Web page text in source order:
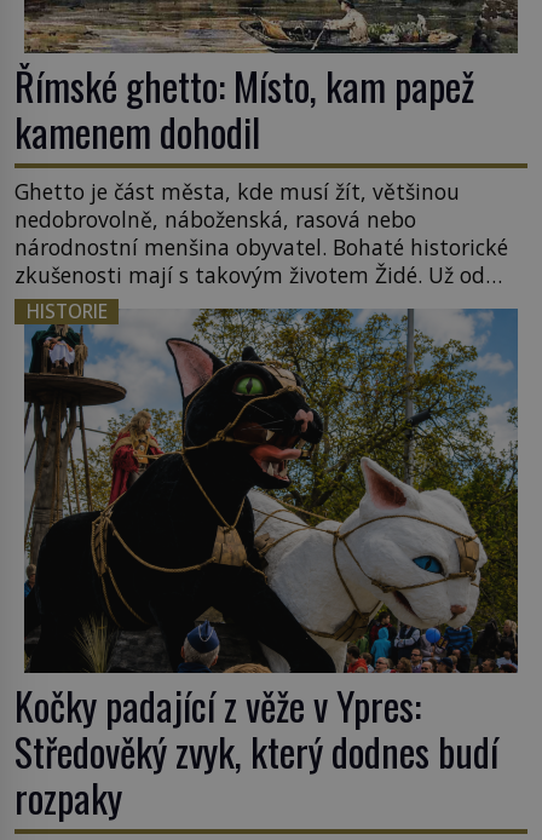
Římské ghetto: Místo, kam papež
kamenem dohodil
Ghetto je část města, kde musí žít, většinou
nedobrovolně, náboženská, rasová nebo
národnostní menšina obyvatel. Bohaté historické
zkušenosti mají s takovým životem Židé. Už od
středověku jsou totiž v každou chvíli nuceni v
nějakém žít. Mezi ty nejslavnější patří i římské
ghetto založené v roce 1555. Pokud jde o vztah
k Židům, nemá se Řím čím chlubit. […]
HISTORIE
Kočky padající z věže v Ypres:
Středověký zvyk, který dodnes budí
rozpaky